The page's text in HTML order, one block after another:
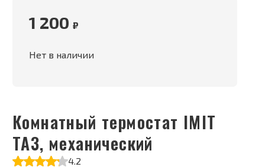
Комнатный термостат IMIT
ТА3, механический
4.2
1 200 ₽
Нет в наличии